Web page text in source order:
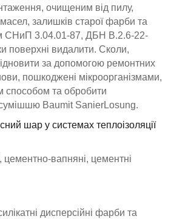
очищеним від пилу,
залишків старої фарби та
СНиП 3.04.01-87, ДБН В.2.6-22-
поверхні видалити. Сколи,
за допомогою ремонтних
пошкоджені мікроорганізмами,
способом та обробити
Baumit SanierLosung.
шар у системах теплоізоляції
цементно-вапняні, цементні
дисперсійні фарби та